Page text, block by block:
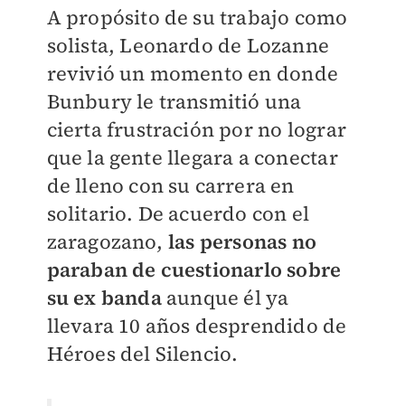
A propósito de su trabajo como
solista, Leonardo de Lozanne
revivió un momento en donde
Bunbury le transmitió una
cierta frustración por no lograr
que la gente llegara a conectar
de lleno con su carrera en
solitario. De acuerdo con el
zaragozano, las personas no
paraban de cuestionarlo sobre
su ex bandaaunque él ya
llevara 10 años desprendido de
Héroes del Silencio.